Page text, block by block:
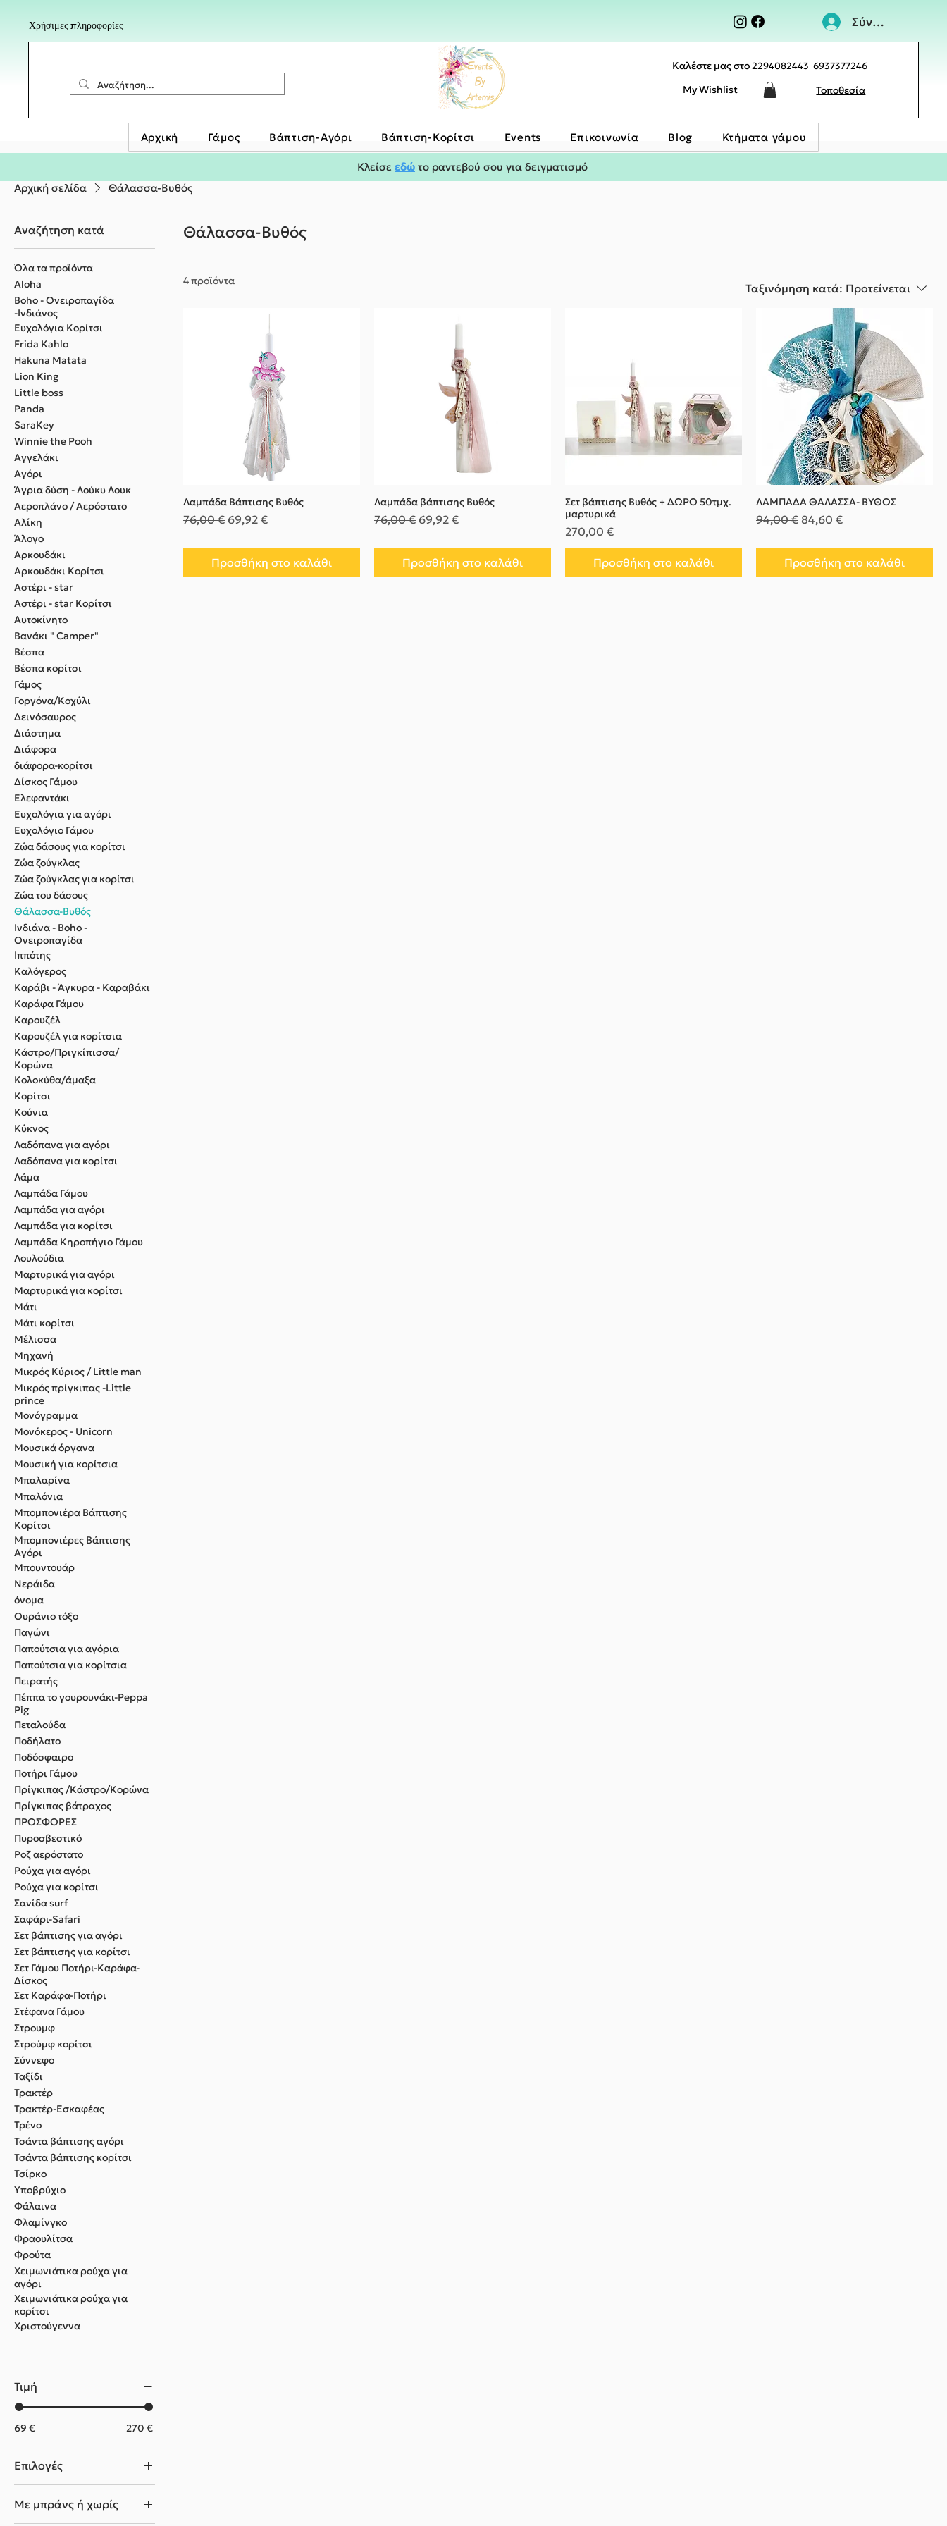
Χρήσιμες πληροφορίες Σύνδεση
Καλέστε μας στο2294082443 6937377246
My Wishlist Τοποθεσία
Αρχική Γάμος Βάπτιση-Αγόρι Bάπτιση-Κορίτσι Events Επικοινωνία Blog Κτήματα γάμου
Κλείσε εδώ το ραντεβού σου για δειγματισμό
Αρχική σελίδα
Θάλασσα-Βυθός
Αναζήτηση κατά
Όλα τα προϊόντα
Aloha
Boho - Ονειροπαγίδα
-Ινδιάνος
Eυχολόγια Κορίτσι
Frida Kahlo
Hakuna Matata
Lion King
Little boss
Panda
SaraKey
Winnie the Pooh
Αγγελάκι
Αγόρι
Άγρια δύση - Λούκυ Λουκ
Αεροπλάνο / Αερόστατο
Αλίκη
Άλογο
Αρκουδάκι
Αρκουδάκι Κορίτσι
Αστέρι - star
Αστέρι - star Κορίτσι
Αυτοκίνητο
Βανάκι " Camper"
Βέσπα
Βέσπα κορίτσι
Γάμος
Γοργόνα/Κοχύλι
Δεινόσαυρος
Διάστημα
Διάφορα
διάφορα-κορίτσι
Δίσκος Γάμου
Ελεφαντάκι
Ευχολόγια για αγόρι
Ευχολόγιο Γάμου
Ζώα δάσους για κορίτσι
Ζώα ζούγκλας
Ζώα ζούγκλας για κορίτσι
Ζώα του δάσους
Θάλασσα-Βυθός
Ινδιάνα - Boho -
Ονειροπαγίδα
Ιππότης
Καλόγερος
Καράβι - Άγκυρα - Καραβάκι
Καράφα Γάμου
Καρουζέλ
Καρουζέλ για κορίτσια
Κάστρο/Πριγκίπισσα/
Κορώνα
Κολοκύθα/άμαξα
Κορίτσι
Κούνια
Κύκνος
Λαδόπανα για αγόρι
Λαδόπανα για κορίτσι
Λάμα
Λαμπάδα Γάμου
Λαμπάδα για αγόρι
Λαμπάδα για κορίτσι
Λαμπάδα Κηροπήγιο Γάμου
Λουλούδια
Μαρτυρικά για αγόρι
Μαρτυρικά για κορίτσι
Μάτι
Μάτι κορίτσι
Μέλισσα
Μηχανή
Μικρός Κύριος / Little man
Μικρός πρίγκιπας -Little
prince
Μονόγραμμα
Μονόκερος - Unicorn
Μουσικά όργανα
Μουσική για κορίτσια
Μπαλαρίνα
Μπαλόνια
Μπομπονιέρα Βάπτισης
Κορίτσι
Μπομπονιέρες Βάπτισης
Αγόρι
Μπουντουάρ
Νεράιδα
όνομα
Ουράνιο τόξο
Παγώνι
Παπούτσια για αγόρια
Παπούτσια για κορίτσια
Πειρατής
Πέππα το γουρουνάκι-Peppa
Pig
Πεταλούδα
Ποδήλατο
Ποδόσφαιρο
Ποτήρι Γάμου
Πρίγκιπας /Κάστρο/Κορώνα
Πρίγκιπας βάτραχος
ΠΡΟΣΦΟΡΕΣ
Πυροσβεστικό
Ροζ αερόστατο
Ρούχα για αγόρι
Ρούχα για κορίτσι
Σανίδα surf
Σαφάρι-Safari
Σετ βάπτισης για αγόρι
Σετ βάπτισης για κορίτσι
Σετ Γάμου Ποτήρι-Καράφα-
Δίσκος
Σετ Καράφα-Ποτήρι
Στέφανα Γάμου
Στρουμφ
Στρούμφ κορίτσι
Σύννεφο
Ταξίδι
Τρακτέρ
Τρακτέρ-Εσκαφέας
Τρένο
Τσάντα βάπτισης αγόρι
Τσάντα βάπτισης κορίτσι
Τσίρκο
Υποβρύχιο
Φάλαινα
Φλαμίνγκο
Φραουλίτσα
Φρούτα
Χειμωνιάτικα ρούχα για
αγόρι
Χειμωνιάτικα ρούχα για
κορίτσι
Χριστούγεννα
Τιμή
69 € 270 €
Επιλογές
Σετ βάπτισης
Σετ βάπτισης + Θεματικό
Με μπράνς ή χωρίς
Θάλασσα-Βυθός
4 προϊόντα
Ταξινόμηση κατά: Προτείνεται
Λαμπάδα Βάπτισης Βυθός
Κανονική τιμή
76,00 € Τιμή Έκπτωσης
69,92 €
Προσθήκη στο καλάθι
Λαμπάδα βάπτισης Βυθός
Κανονική τιμή
76,00 € Τιμή Έκπτωσης
69,92 €
Προσθήκη στο καλάθι
Σετ βάπτισης Βυθός + ΔΩΡΟ 50τμχ.
μαρτυρικά
Τιμή
270,00 €
Προσθήκη στο καλάθι
ΛΑΜΠΑΔΑ ΘΑΛΑΣΣΑ- ΒΥΘΟΣ
Κανονική τιμή
94,00 € Τιμή Έκπτωσης
84,60 €
Προσθήκη στο καλάθι